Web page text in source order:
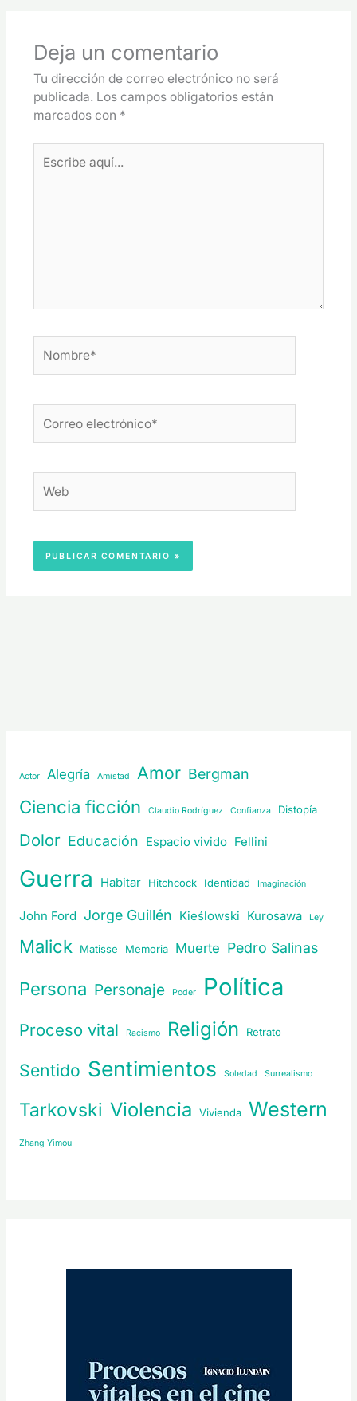
Deja un comentario
Tu dirección de correo electrónico no será
publicada. Los campos obligatorios están
marcados con *
aquí...
electrónico*
Actor Alegría Amistad Amor Bergman
Ciencia ficción Claudio Rodríguez Confianza Distopía
Dolor Educación Espacio vivido Fellini
Guerra Habitar Hitchcock Identidad Imaginación
John Ford Jorge Guillén Kieślowski Kurosawa Ley
Malick Matisse Memoria Muerte Pedro Salinas
Persona Personaje Poder Política
Proceso vital Racismo Religión Retrato
Sentido Sentimientos Soledad Surrealismo
Tarkovski Violencia Vivienda Western
Zhang Yimou